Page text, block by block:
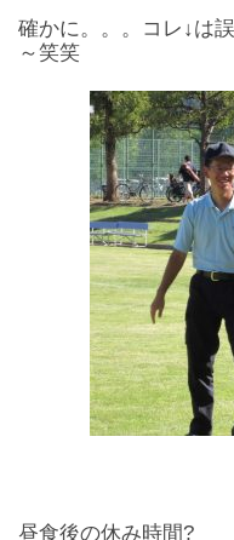
確かに。。。コレ↓は
～笑笑
昼食後の休み時間?